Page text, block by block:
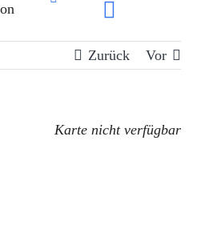
Zurück Vor
Karte nicht verfügbar